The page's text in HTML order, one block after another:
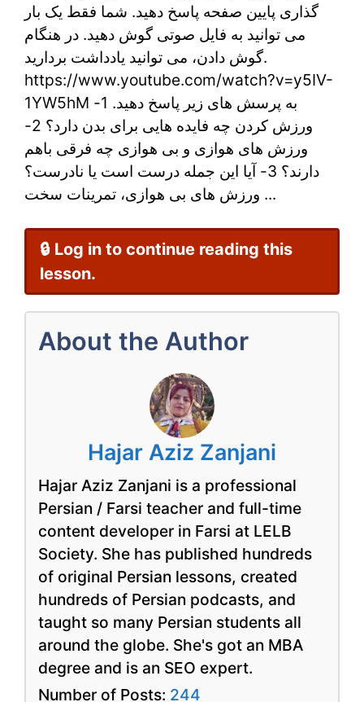
6
بخش
شنیداری
با
پادکست
گذاری پایین صفحه پاسخ دهید. شما فقط یک بار
می توانید به فایل صوتی گوش دهید. در هنگام
گوش دادن، می توانید یادداشت بردارید.
https://www.youtube.com/watch?v=y5IV-
1YW5hM به پرسش های زیر پاسخ دهید. 1-
ورزش کردن چه فایده هایی برای بدن دارد؟ 2-
ورزش های هوازی و بی هوازی چه فرقی باهم
دارند؟ 3- آیا این جمله درست است یا نادرست؟
ورزش های بی هوازی، تمرینات سخت ...
🔒 Log in to continue reading this
lesson.
About the Author
Hajar Aziz Zanjani
Hajar Aziz Zanjani is a professional
Persian / Farsi teacher and full-time
content developer in Farsi at LELB
Society. She has published hundreds
of original Persian lessons, created
hundreds of Persian podcasts, and
taught so many Persian students all
around the globe. She's got an MBA
degree and is an SEO expert.
Number of Posts: 244